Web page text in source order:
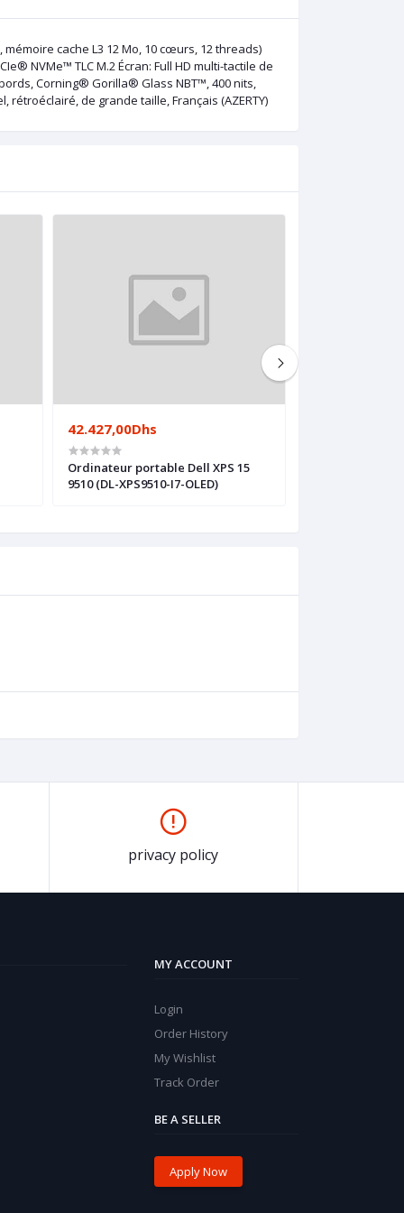
cache L3 12 Mo, 10 cœurs, 12 threads)
NVMe™ TLC M.2 Écran: Full HD multi-tactile de
Corning® Gorilla® Glass NBT™, 400 nits,
rétroéclairé, de grande taille, Français (AZERTY)
42.427,00Dhs
Ordinateur portable Dell XPS 15
9510 (DL-XPS9510-I7-OLED)
privacy policy
MY ACCOUNT
Login
Order History
My Wishlist
Track Order
BE A SELLER
Apply Now